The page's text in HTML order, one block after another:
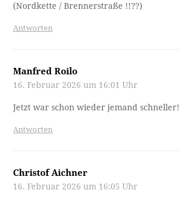
(Nordkette / Brennerstraße !!??)
Antworten
Manfred Roilo
16. Februar 2026 um 16:01 Uhr
Jetzt war schon wieder jemand schneller!
Antworten
Christof Aichner
16. Februar 2026 um 16:05 Uhr